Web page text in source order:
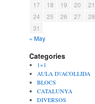
17
18 19 20 21
24
25 26 27 28
31
« May
Categories
1×1
AULA D\'ACOLLIDA
BLOCS
CATALUNYA
DIVERSOS